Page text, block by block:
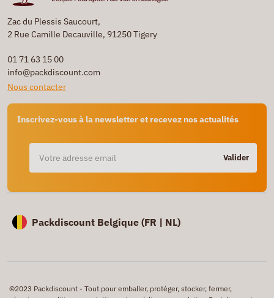
Zac du Plessis Saucourt,
2 Rue Camille Decauville, 91250 Tigery
01 71 63 15 00
info@packdiscount.com
Nous contacter
Inscrivez-vous à la newsletter et recevez nos actualités
Valider
Packdiscount Belgique (FR | NL)
©2023 Packdiscount - Tout pour emballer, protéger, stocker, fermer,